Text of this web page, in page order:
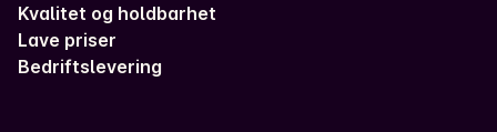
Kvalitet og holdbarhet
Lave priser
Bedriftslevering